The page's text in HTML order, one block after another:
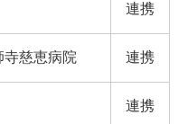
連携
慈恵病院 連携
連携